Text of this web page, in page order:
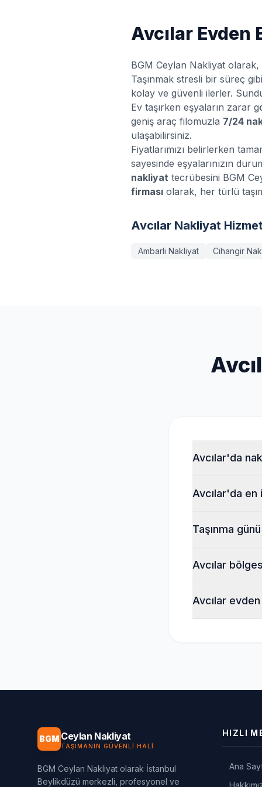
Avcılar Evden
BGM Ceylan Nakliyat olarak,
Taşınmak stresli bir süreç
kolay ve güvenli ilerler.
Ev taşırken eşyaların zarar
geniş araç filomuzla 7/24
ulaşabilirsiniz.
Fiyatlarımızı belirlerken
sayesinde eşyalarınızın
nakliyat tecrübesini BGM
firması olarak, her türlü
Avcılar Nakliyat
Ambarlı Nakliyat Cihangir
Avcılar'da
Avcılar'da en
Taşınma
Avcılar
Avcılar
BGM Ceylan Nakliyat
TAŞIMANIN GÜVENLI HALI
BGM Ceylan Nakliyat olarak İstanbul
Beylikdüzü merkezli, profesyonel ve
HIZLI
Ana